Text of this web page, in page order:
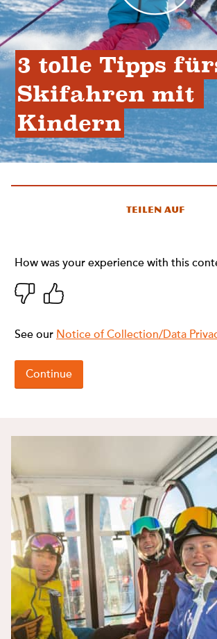
3 tolle Tipps
Skifahren mit
Kindern
Teilen auf